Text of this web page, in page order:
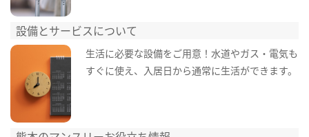
設備とサービスについて
生活に必要な設備をご用意！水道やガス・電気も
すぐに使え、入居日から通常に生活ができます。